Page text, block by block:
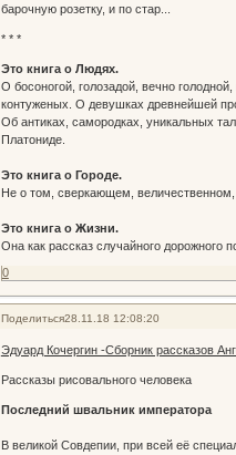
барочную розетку, и по стар...
* * *
Это книга о Людях.
О босоногой, голозадой, вечно
контуженых. О девушках древнейшей
Об антиках, самородках, уникальных
Платониде.
Это книга о Городе.
Не о том, сверкающем,
Это книга о Жизни.
Она как рассказ случайного дорожного
0
Поделиться28.11.18 12:08:20
Эдуард Кочергин -Сборник рассказов
Рассказы рисовального человека
Последний швальник императора
В великой Совдепии, при всей её